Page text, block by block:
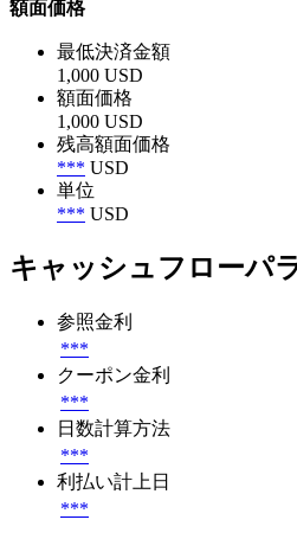
額面価格
最低決済金額
1,000 USD
額面価格
1,000 USD
残高額面価格
*** USD
単位
*** USD
キャッシュフローパ
参照金利
***
クーポン金利
***
日数計算方法
***
利払い計上日
***